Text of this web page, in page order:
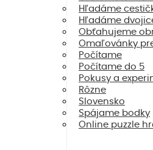
Hľadáme
Hľadáme
Obťahujeme
Omaľovánky
Počítame
Počítame do 5
Pokusy a
Rôzne
Slovensko
Spájame bodky
Online puzzle